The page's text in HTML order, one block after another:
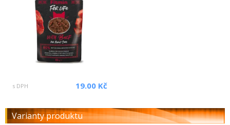
s DPH 19.00 Kč
Varianty produktu